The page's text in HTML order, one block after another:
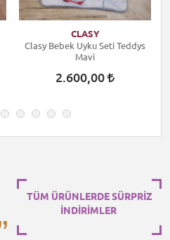
CLASY
Clasy Bebek Uyku Seti Teddys
Mavi
2.600,00
TÜM ÜRÜNLERDE SÜRPRİZ
İNDİRİMLER